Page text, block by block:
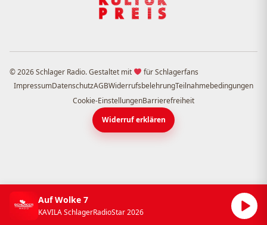
© 2026 Schlager Radio. Gestaltet mit
für Schlagerfans
ImpressumDatenschutzAGBWiderrufsbelehrungTeilnahmebedingungen
Cookie-EinstellungenBarrierefreiheit
Widerruf erklären
Auf Wolke 7
KAVILA SchlagerRadioStar 2026